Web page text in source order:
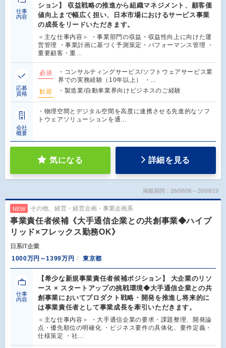
仕事
内容
ション】 収益戦略の推進から組織マネジメント、顧客価
値向上まで幅広く担い、日本市場におけるサービス事業
の成長をリードいただきます。
＜主な仕事内容＞ ・事業部門の収益・収益性向上に向けた運
営管理 ・事業計画に基づく予測策定・パフォーマンス管理 ・
重要顧客・重…
応募
資格
必須
・コンサルティングサービス/ソフトウェアサービス業
界での実務経験（10年以上） ・…
歓迎
・製造業/自動車業界向けビジネスのご経験
会社
概要
・物理空間とデジタル空間を高度に連携させる先進的なソフ
トウェアソリューションを通…
気になる 詳細を見る
掲載期間：26/08/06～26/08/19
NEW その他、経営・経営企画・事業企画系
事業責任者候補《大手通信企業との共創事業◆ハイブ
リッド×フレックス勤務OK》
日系IT企業
1000万円～1399万円
東京都
仕事
内容
【希少な新規事業責任者候補ポジション】 大企業のリソ
ース × スタートアップの挑戦環境◆大手通信企業との共
創事業においてプロダクト戦略・開発を推進し将来的に
は事業責任者として事業成長を牽引いただきます。
＜主な仕事内容＞ ・大手通信企業の要求・課題整理、開発論
点・優先順位の明確化 ・ビジネス要件の具体化、要件定義・
仕様策定 ・社…